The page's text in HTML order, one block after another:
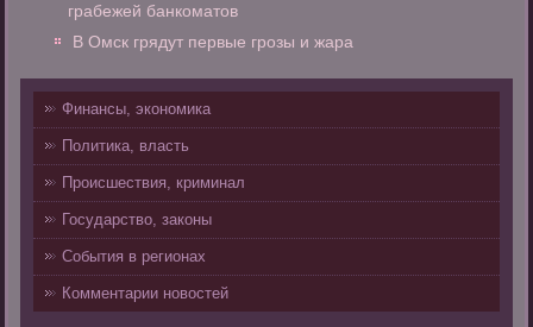
грабежей банкоматов
В Омск грядут первые грозы и жара
Финансы, экономика
Политика, власть
Происшествия, криминал
Государство, законы
События в регионах
Комментарии новостей